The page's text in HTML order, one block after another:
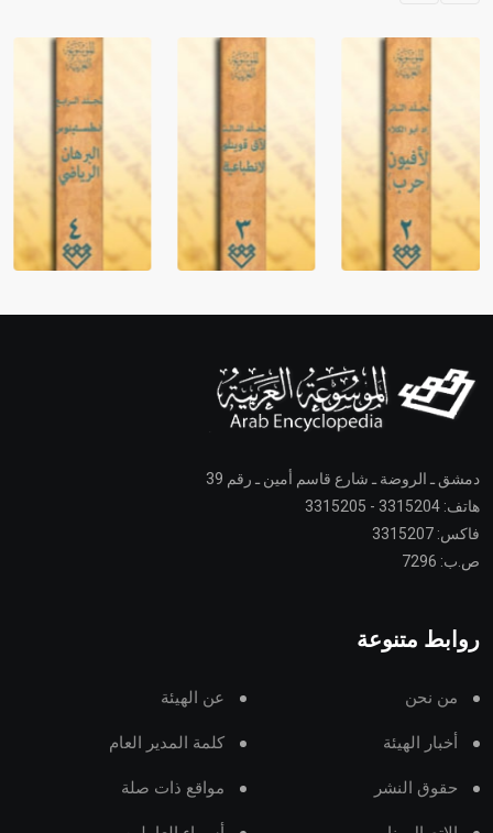
دمشق ـ الروضة ـ شارع قاسم أمين ـ رقم 39
هاتف: 3315204 - 3315205
فاكس: 3315207
ص.ب: 7296
روابط متنوعة
من نحن عن الهيئة
أخبار الهيئة كلمة المدير العام
حقوق النشر مواقع ذات صلة